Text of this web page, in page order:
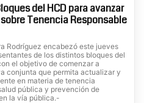
del HCD para avanzar
Tenencia Responsable
Rodríguez encabezó este jueves
de los distintos bloques del
el objetivo de comenzar a
conjunta que permita actualizar y
en materia de tenencia
pública y prevención de
la vía pública.-